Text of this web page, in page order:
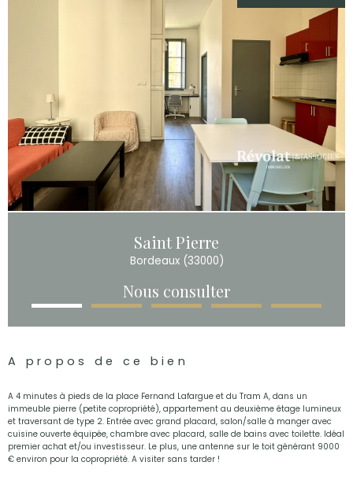
Saint Pierre
Bordeaux (33000)
Nous consulter
A propos de ce bien
A 4 minutes à pieds de la place Fernand Lafargue et du Tram A, dans un
immeuble pierre (petite copropriété), appartement au deuxième étage lumineux
et traversant de type 2. Entrée avec grand placard, salon/salle à manger avec
cuisine ouverte équipée, chambre avec placard, salle de bains avec toilette. Idéal
premier achat et/ou investisseur. Le plus, une antenne sur le toit générant 9000
€ environ pour la copropriété. A visiter sans tarder !